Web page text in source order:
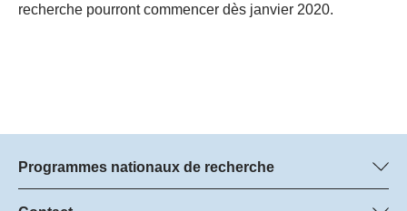
recherche pourront commencer dès janvier 2020.
Programmes nationaux de recherche
Vous trouverez ici des informations sur tous les Programmes